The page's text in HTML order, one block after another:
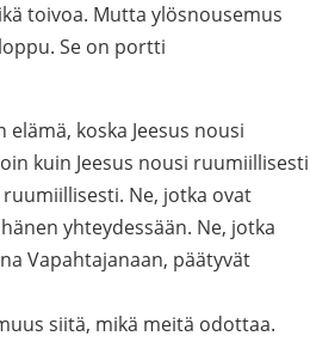
toivoa. Mutta ylösnousemus
Se on portti
koska Jeesus nousi
kuin Jeesus nousi ruumiillisesti
Ne, jotka ovat
yhteydessään. Ne, jotka
Vapahtajanaan, päätyvät
siitä, mikä meitä odottaa.